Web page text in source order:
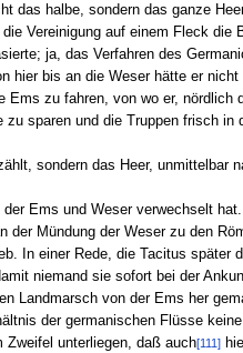
das halbe, sondern das ganze
Vereinigung auf einem Fleck die
ja, das Verfahren des
hier bis an die Weser hätte er
zu fahren, von wo er, nördlich
sparen und die Truppen frisch in
sondern das Heer, unmittelbar
Ems und Weser verwechselt
Mündung der Weser zu den
In einer Rede, die Tacitus später
niemand sie sofort bei der
Landmarsch von der Ems her
der germanischen Flüsse
unterliegen, daß auch[111]